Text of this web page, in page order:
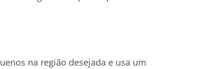
na região desejada e usa um